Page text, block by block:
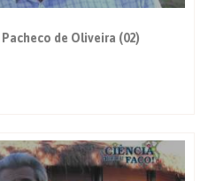
de Oliveira (02)